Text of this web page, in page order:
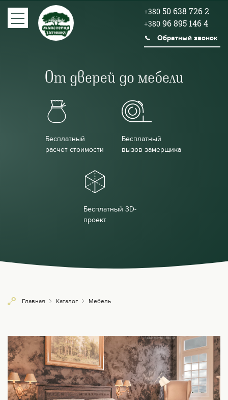
+380 50 638 726 2
+380 96 895 146 4
Обратный звонок
От дверей до мебели
Бесплатный
расчет стоимости
Бесплатный
вызов замерщика
Бесплатный 3D-
проект
Главная Каталог Мебель